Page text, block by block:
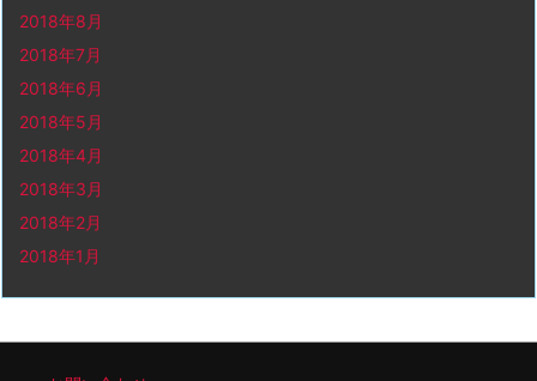
2018年8月
2018年7月
2018年6月
2018年5月
2018年4月
2018年3月
2018年2月
2018年1月